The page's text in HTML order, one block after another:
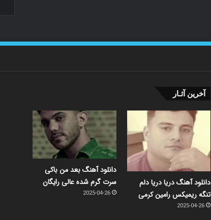
آخرین آثـار
دانلود آهنگ دریا دریا دلم
تنگه ریمیکس رامین کرمی
2025-04-26
دانلود آهنگ بعد من باکی
سرت گرم شده عالی رایگان
2025-04-26